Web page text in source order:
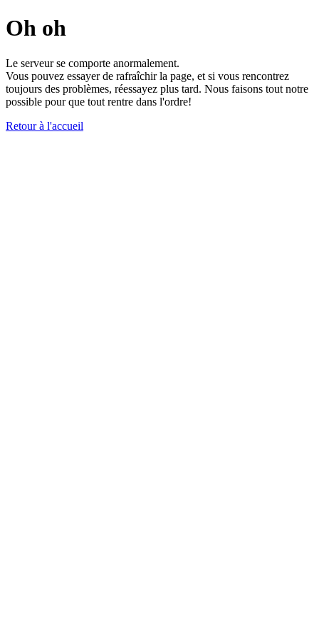
Oh oh
Le serveur se comporte anormalement.
Vous pouvez essayer de rafraîchir la page, et si vous rencontrez
toujours des problèmes, réessayez plus tard. Nous faisons tout notre
possible pour que tout rentre dans l'ordre!
Retour à l'accueil